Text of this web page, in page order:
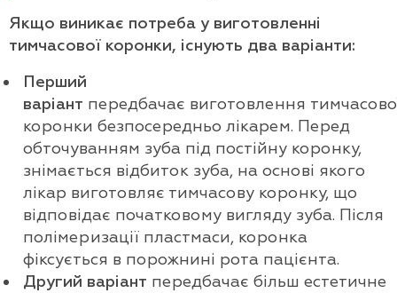
Якщо виникає потреба у виготовленні
тимчасової коронки, існують два варіанти:
Перший
варіант передбачає виготовлення
коронки безпосередньо лікарем. Перед
обточуванням зуба під постійну коронку,
знімається відбиток зуба, на основі якого
лікар виготовляє тимчасову коронку, що
відповідає початковому вигляду зуба. Після
полімеризації пластмаси, коронка
фіксується в порожнині рота пацієнта.
Другий варіант передбачає більш естетичне